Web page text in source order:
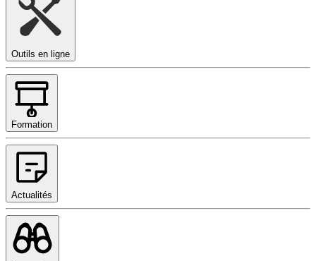
Outils en ligne
Formation
Actualités